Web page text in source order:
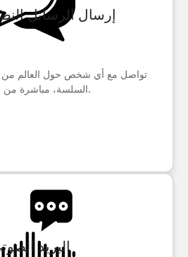
إرسال الرسائل
تواصل مع أي شخص حول العالم من
السلسة، مباشرة من التطبيق.
البريد